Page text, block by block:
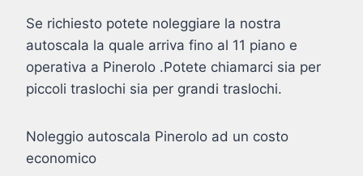
Se richiesto potete noleggiare la nostra
autoscala la quale arriva fino al 11 piano e
operativa a Pinerolo .Potete chiamarci sia per
piccoli traslochi sia per grandi traslochi.
Noleggio autoscala Pinerolo ad un costo
economico